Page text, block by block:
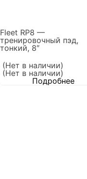
Fleet RP8 —
тренировочный пэд,
тонкий, 8″
(Нет в наличии)
(Нет в наличии)
Подробнее